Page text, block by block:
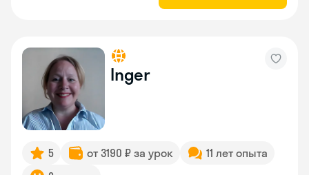
Inger
5 от 3190 ₽ за урок
11 лет опыта